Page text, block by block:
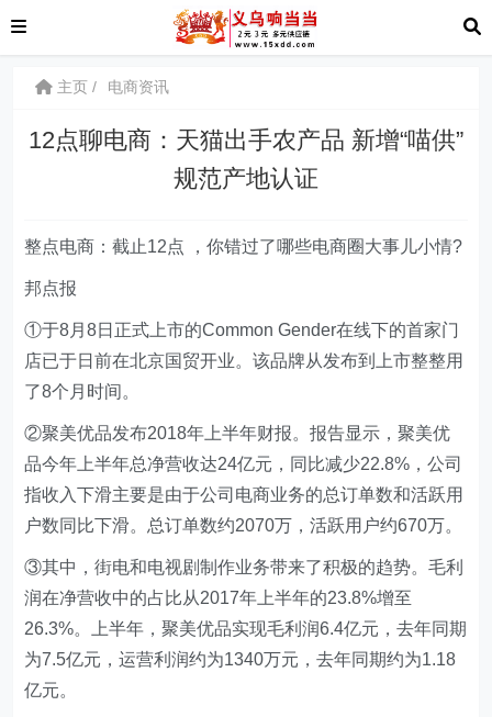
主页 电商资讯
12点聊电商：天猫出手农产品 新增“喵供”
规范产地认证
整点电商：截止12点 ，你错过了哪些电商圈大事儿小情?
邦点报
①于8月8日正式上市的Common Gender在线下的首家门
店已于日前在北京国贸开业。该品牌从发布到上市整整用
了8个月时间。
②聚美优品发布2018年上半年财报。报告显示，聚美优
品今年上半年总净营收达24亿元，同比减少22.8%，公司
指收入下滑主要是由于公司电商业务的总订单数和活跃用
户数同比下滑。总订单数约2070万，活跃用户约670万。
③其中，街电和电视剧制作业务带来了积极的趋势。毛利
润在净营收中的占比从2017年上半年的23.8%增至
26.3%。上半年，聚美优品实现毛利润6.4亿元，去年同期
为7.5亿元，运营利润约为1340万元，去年同期约为1.18
亿元。